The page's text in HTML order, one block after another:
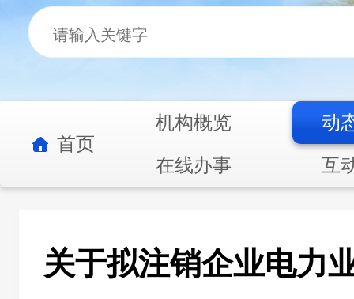
首页
机构概览
动
在线办事
互
关于拟注销企业电力